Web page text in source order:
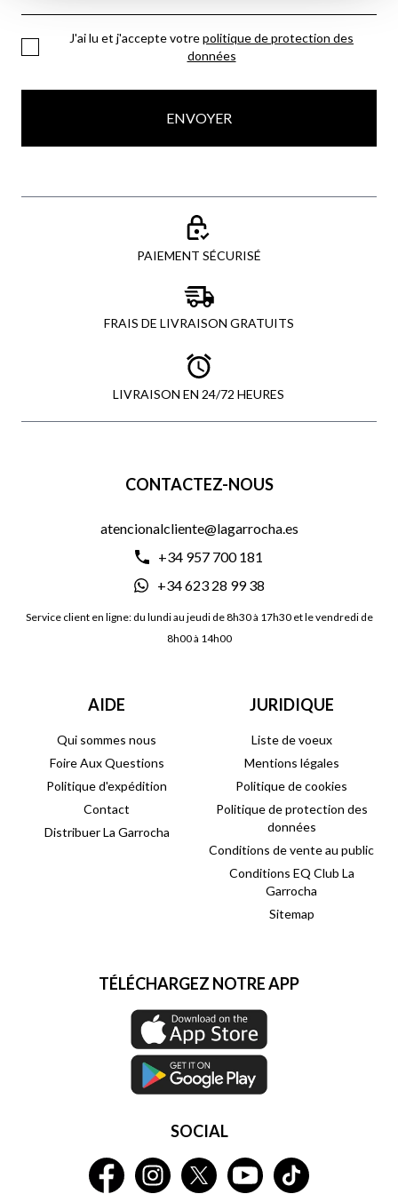
J'ai lu et j'accepte votrepolitique de protection des
données
ENVOYER
PAIEMENT SÉCURISÉ
FRAIS DE LIVRAISON GRATUITS
LIVRAISON EN 24/72 HEURES
CONTACTEZ-NOUS
atencionalcliente@lagarrocha.es
+34 957 700 181
+34 623 28 99 38
Service client en ligne: du lundi au jeudi de 8h30 à 17h30 et le vendredi de
8h00 à 14h00
AIDE
Qui sommes nous
Foire Aux Questions
Politique d'expédition
Contact
Distribuer La Garrocha
JURIDIQUE
Liste de voeux
Mentions légales
Politique de cookies
Politique de protection des
données
Conditions de vente au public
Conditions EQ Club La
Garrocha
Sitemap
TÉLÉCHARGEZ NOTRE APP
SOCIAL